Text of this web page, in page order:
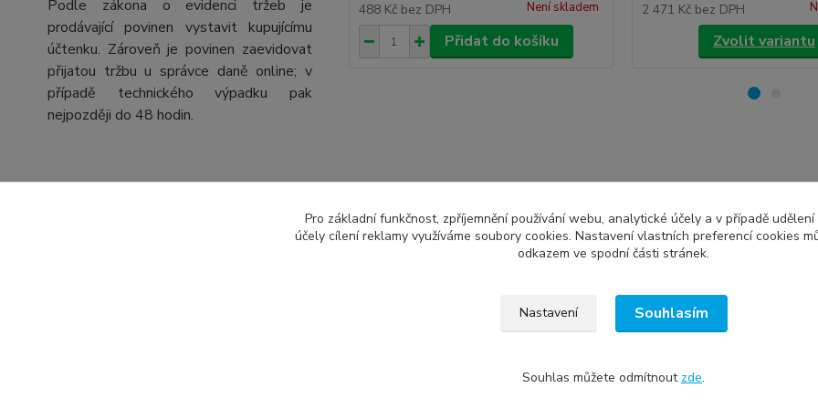
Podle zákona o evidenci tržeb je
prodávající povinen vystavit kupujícímu
účtenku. Zároveň je povinen zaevidovat
přijatou tržbu u správce daně online; v
případě technického výpadku pak
nejpozději do 48 hodin.
488 Kč bez DPH Není skladem
Přidat do košíku
2 471 Kč bez DPH
Zvolit variantu
Vchodové dveře palubkové vchodové dveře
Pro základní funkčnost, zpříjemnění používání webu, analytické účely a v případě
účely cílení reklamy využíváme soubory cookies. Nastavení vlastních preferencí cookies
odkazem ve spodní části stránek.
Nastavení Souhlasím
Souhlas můžete odmítnout zde.